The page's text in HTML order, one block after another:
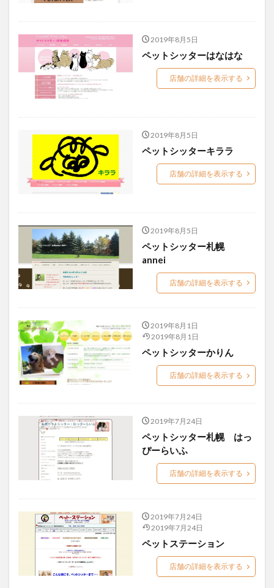
2019年8月5日
ペットシッターはなはな
店舗の詳細を表示する
2019年8月5日
ペットシッターキララ
店舗の詳細を表示する
2019年8月5日
ペットシッター札幌
annei
店舗の詳細を表示する
2019年8月1日
2019年8月1日
ペットシッターかりん
店舗の詳細を表示する
2019年7月24日
ペットシッター札幌 はっ
ぴーらいふ
店舗の詳細を表示する
2019年7月24日
2019年7月24日
ペットステーション
店舗の詳細を表示する